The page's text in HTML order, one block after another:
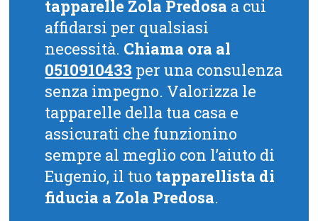
tapparelle Zola Predosa a cui
affidarsi per qualsiasi
necessità. Chiama ora al
0510910433 per una consulenza
senza impegno. Valorizza le
tapparelle della tua casa e
assicurati che funzionino
sempre al meglio con l’aiuto di
Eugenio, il tuo tapparellista di
fiducia a Zola Predosa.